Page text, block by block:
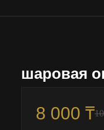
шаровая
8 000 ₸